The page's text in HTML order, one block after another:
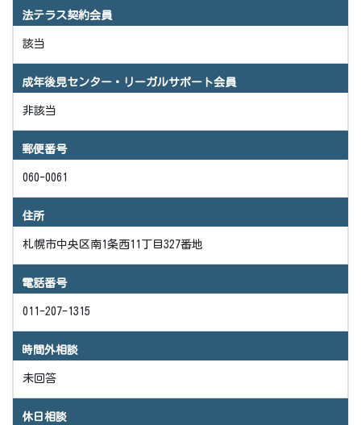
法テラス契約会員
該当
成年後見センター・リーガルサポート会員
非該当
郵便番号
060-0061
住所
札幌市中央区南1条西11丁目327番地
電話番号
011-207-1315
時間外相談
未回答
休日相談